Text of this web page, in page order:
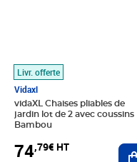
Livr. offerte
Vidaxl
vidaXL Chaises pliables de
jardin lot de 2 avec coussins
Bambou
74,79€ HT